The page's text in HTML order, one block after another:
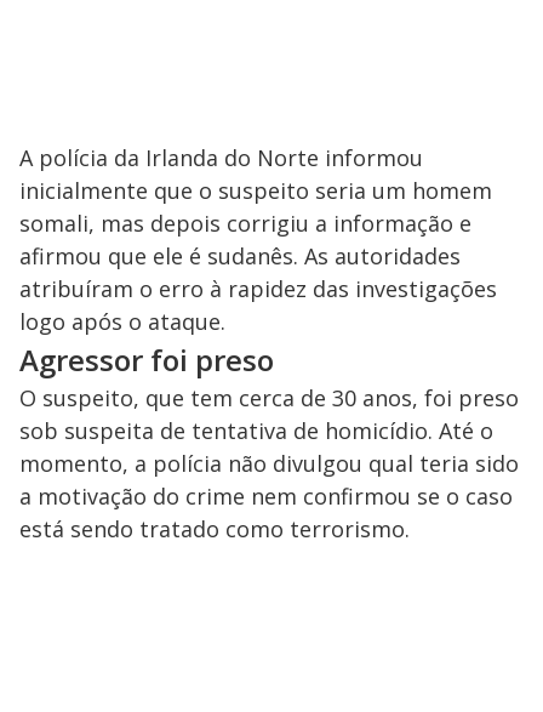
A polícia da Irlanda do Norte informou
inicialmente que o suspeito seria um homem
somali, mas depois corrigiu a informação e
afirmou que ele é sudanês. As autoridades
atribuíram o erro à rapidez das investigações
logo após o ataque.
Agressor foi preso
O suspeito, que tem cerca de 30 anos, foi preso
sob suspeita de tentativa de homicídio. Até o
momento, a polícia não divulgou qual teria sido
a motivação do crime nem confirmou se o caso
está sendo tratado como terrorismo.